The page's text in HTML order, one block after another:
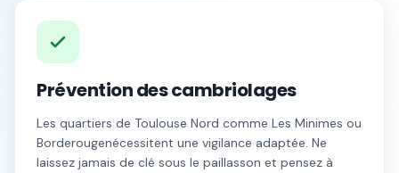
Prévention des cambriolages
Les quartiers de Toulouse Nord comme Les Minimes ou
Borderougenécessitent une vigilance adaptée. Ne
laissez jamais de clé sous le paillasson et pensez à